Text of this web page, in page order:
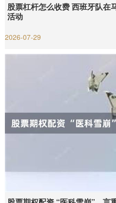
股票杠杆怎么收费 西班牙队在
活动
2026-07-29